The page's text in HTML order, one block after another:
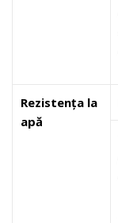
Rezistența la
apă